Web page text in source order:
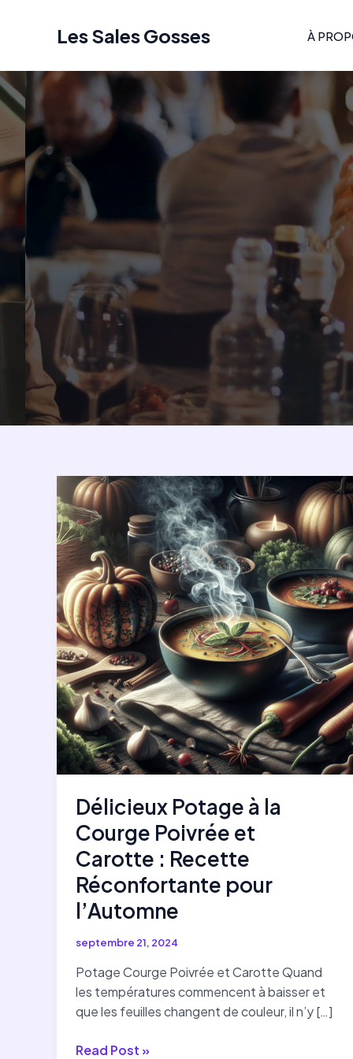
Les Sales Gosses À
Délicieux Potage à la
Courge Poivrée et
Carotte : Recette
Réconfortante pour
l’Automne
septembre 21, 2024
Potage Courge Poivrée et Carotte Quand
les températures commencent à baisser et
que les feuilles changent de couleur, il n’y […]
Délicieux
Read Post »